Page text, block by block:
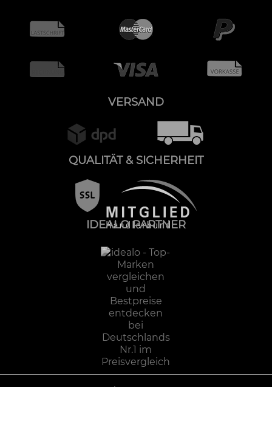
VERSAND
QUALITÄT & SICHERHEIT
IDEALO PARTNER
Impressum